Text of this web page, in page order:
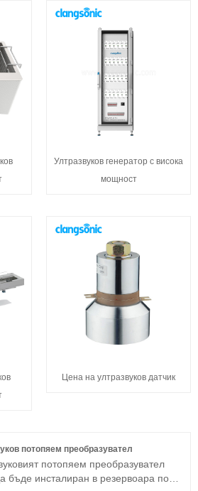
Ултразвуков генератор с висока
мощност
Цена на ултразвуков датчик
потопяем преобразувател
потопяем преобразувател
бъде инсталиран в резервоара по